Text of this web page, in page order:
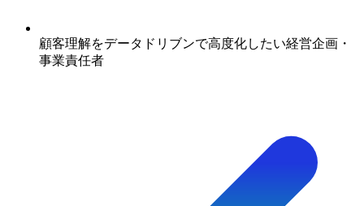
顧客理解をデータドリブンで高度化したい経営企画・
事業責任者